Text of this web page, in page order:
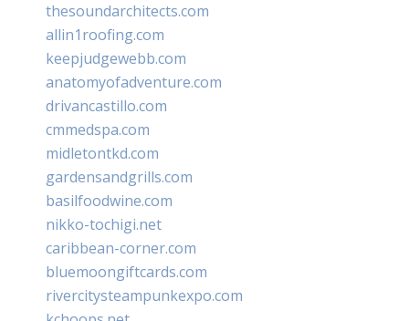
thesoundarchitects.com
allin1roofing.com
keepjudgewebb.com
anatomyofadventure.com
drivancastillo.com
cmmedspa.com
midletontkd.com
gardensandgrills.com
basilfoodwine.com
nikko-tochigi.net
caribbean-corner.com
bluemoongiftcards.com
rivercitysteampunkexpo.com